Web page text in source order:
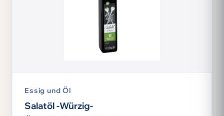
Essig und Öl
Salatöl -Würzig-